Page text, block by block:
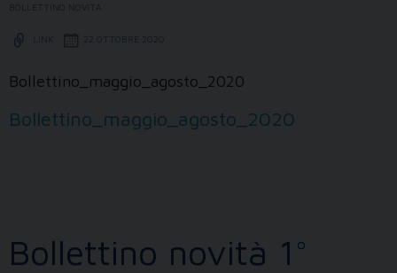
BOLLETTINO NOVITÀ
LINK 22 OTTOBRE 2020
Bollettino_maggio_agosto_2020
Bollettino_maggio_agosto_2020
Bollettino novità 1°